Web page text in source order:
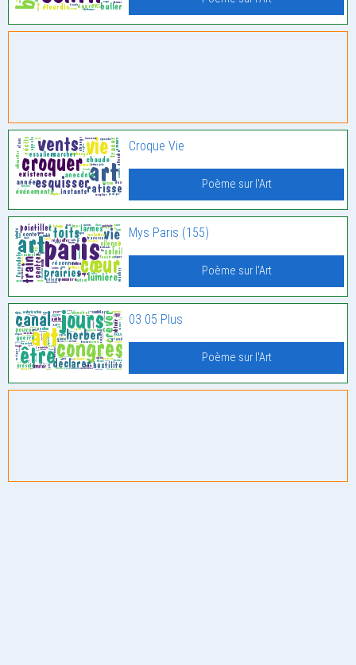
Croque Vie
Poème sur l'Art
Mys Paris (155)
Poème sur l'Art
03 05 Plus
Poème sur l'Art